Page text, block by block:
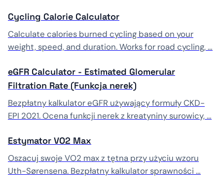
Cycling Calorie Calculator
Calculate calories burned cycling based on your
weight, speed, and duration. Works for road cycling, …
eGFR Calculator - Estimated Glomerular
Filtration Rate (Funkcja nerek)
Bezpłatny kalkulator eGFR używający formuły CKD-
EPI 2021. Ocena funkcji nerek z kreatyniny surowicy, …
Estymator VO2 Max
Oszacuj swoje VO2 max z tętna przy użyciu wzoru
Uth-Sørensena. Bezpłatny kalkulator sprawności …